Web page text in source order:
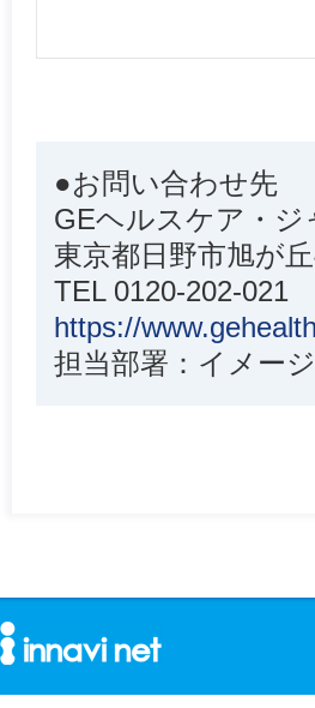
●お問い合わせ先
GEヘルスケア・ジ
東京都日野市旭が
TEL 0120-202-021
https://
担当部署：イメー